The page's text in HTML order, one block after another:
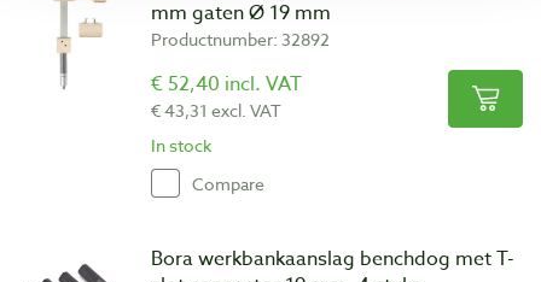
mm gaten Ø 19 mm
Productnumber: 32892
€ 52,40 incl. VAT
€ 43,31 excl. VAT
In stock
Compare
Bora werkbankaanslag benchdog met T-